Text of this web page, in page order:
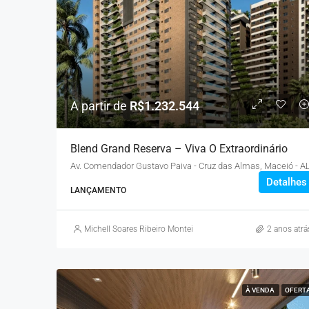
A partir de R$1.232.544
Blend Grand Reserva – Viva O Extraordinário
Av. Comendador Gustavo Paiva - Cruz das Almas, Maceió - AL
LANÇAMENTO
Detalhes
Michell Soares Ribeiro Monteiro 2 anos
À VENDA